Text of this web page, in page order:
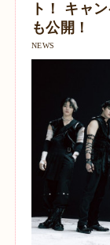
ト！ キャ
も公開！
NEWS